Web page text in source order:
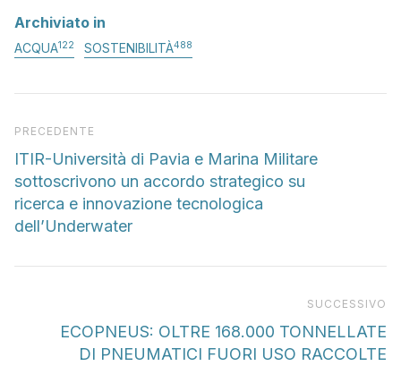
Archiviato in
ACQUA122 SOSTENIBILITÀ488
Articolo precedente
PRECEDENTE
ITIR-Università di Pavia e Marina Militare
sottoscrivono un accordo strategico su
ricerca e innovazione tecnologica
dell’Underwater
SUCCESSIVO
ECOPNEUS: OLTRE 168.000 TONNELLATE
DI PNEUMATICI FUORI USO RACCOLTE